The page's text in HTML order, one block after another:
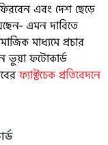
এবং দেশ ছেড়ে
এমন দাবিতে
মাধ্যমে প্রচার
ভুয়া ফটোকার্ড
ফ্যাক্টচেক প্রতিবেদনে